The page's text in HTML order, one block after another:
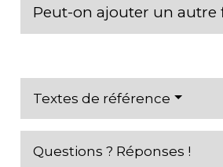
Peut-on ajouter un
Textes de référence
Questions ? Réponses !